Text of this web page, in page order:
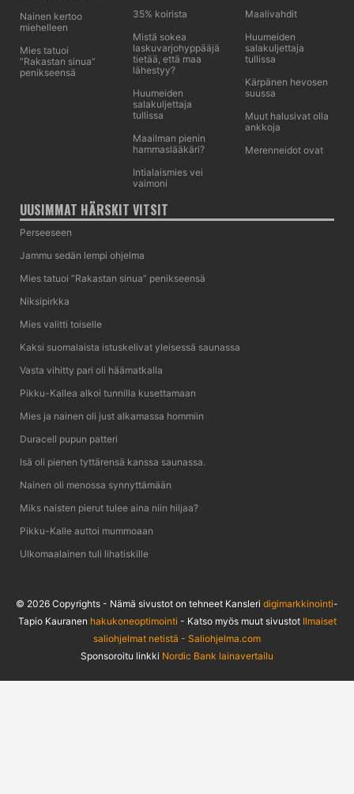
Nainen kertoo
miehelleen
Mies tatuoi
”Rakastan sinua”
penikseensä
35% koirista
Mistä sokea
laskuvarjohyppääjä
tietää, että maa
lähestyy?
Huumeiden
salakuljettaja
tullissa
Maailman pienin
hammaslääkäri?
Intialaismies vei
vaimoni
Maalivahdit
Huumeiden
salakuljettaja
tullissa
Kärpänen hevosen
suussa
Muut halusivat olla
ankkoja
Merenneidot ovat
UUSIMMAT HÄRSKIT VITSIT
Perseeseen
Jammu sedän lempi ohjelma
Mies tatuoi ”Rakastan sinua” penikseensä
Niksipirkka
Mies valitti toiselle
Kaksi suomalaista istuskelivat yleisessä saunassa
Vasta vihitty pari oli häämatkalla
Pikku-Kallea alkoi tunnilla kusettamaan
Mies ja nainen oli just alkamassa hommiin
Duracell pupun patteri
Isä oli pienen tyttärensä kanssa saunassa.
Nainen oli menossa synnyttämään
Miks naisten pierut tulee aina niin hiljaa?
Pikku-Kalle auttoi mummoaan
Ulkomaalainen tuli lihatiskille
© 2026 Copyrights - Nämä sivustot on tehneet Kansleri digimarkkinointi-
Tapio Kauranen hakukoneoptimointi - Katso myös muut sivustot Ilmaiset
saliohjelmat netistä - Saliohjelma.com
Sponsoroitu linkki Nordic Bank lainavertailu